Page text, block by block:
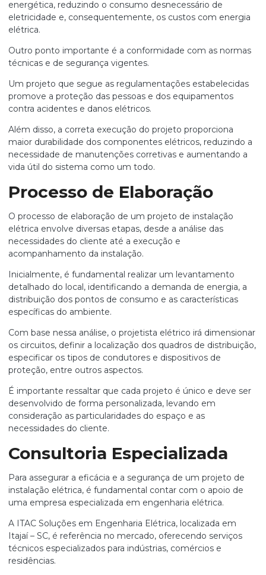
energética, reduzindo o consumo desnecessário de
eletricidade e, consequentemente, os custos com energia
elétrica.
Outro ponto importante é a conformidade com as normas
técnicas e de segurança vigentes.
Um projeto que segue as regulamentações estabelecidas
promove a proteção das pessoas e dos equipamentos
contra acidentes e danos elétricos.
Além disso, a correta execução do projeto proporciona
maior durabilidade dos componentes elétricos, reduzindo a
necessidade de manutenções corretivas e aumentando a
vida útil do sistema como um todo.
Processo de Elaboração
O processo de elaboração de um projeto de instalação
elétrica envolve diversas etapas, desde a análise das
necessidades do cliente até a execução e
acompanhamento da instalação.
Inicialmente, é fundamental realizar um levantamento
detalhado do local, identificando a demanda de energia, a
distribuição dos pontos de consumo e as características
específicas do ambiente.
Com base nessa análise, o projetista elétrico irá dimensionar
os circuitos, definir a localização dos quadros de distribuição,
especificar os tipos de condutores e dispositivos de
proteção, entre outros aspectos.
É importante ressaltar que cada projeto é único e deve ser
desenvolvido de forma personalizada, levando em
consideração as particularidades do espaço e as
necessidades do cliente.
Consultoria Especializada
Para assegurar a eficácia e a segurança de um projeto de
instalação elétrica, é fundamental contar com o apoio de
uma empresa especializada em engenharia elétrica.
A ITAC Soluções em Engenharia Elétrica, localizada em
Itajaí – SC, é referência no mercado, oferecendo serviços
técnicos especializados para indústrias, comércios e
residências.